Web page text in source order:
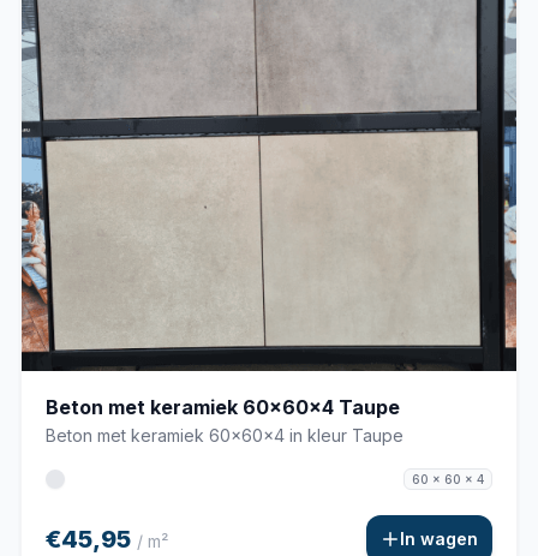
Beton met keramiek 60x60x4 Taupe
Beton met keramiek 60x60x4 in kleur Taupe
60 x 60 x 4
€45,95 / m² In wagen